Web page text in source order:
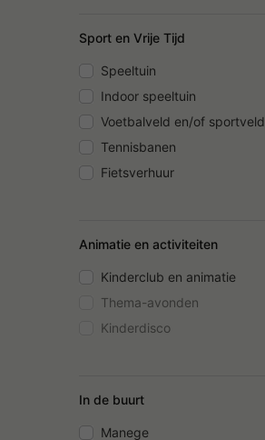
Sport en Vrije Tijd
Speeltuin
Indoor speeltuin
Voetbalveld en/of sportveld
Tennisbanen
Fietsverhuur
Animatie en activiteiten
Kinderclub en animatie
Thema-avonden
Kinderdisco
In de buurt
Manege